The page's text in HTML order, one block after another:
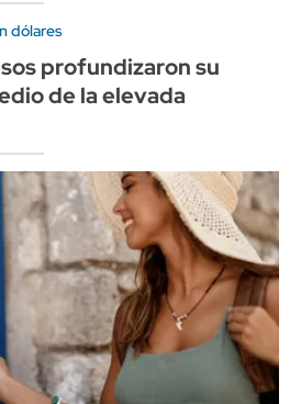
dólares
profundizaron su
de la elevada